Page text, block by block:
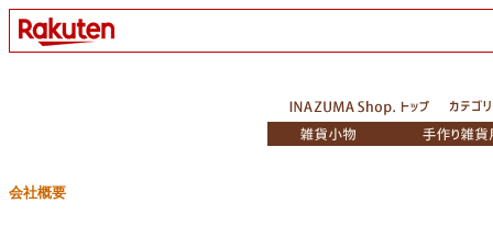
会社概要